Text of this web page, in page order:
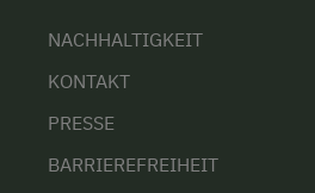
NACHHALTIGKEIT
KONTAKT
PRESSE
BARRIEREFREIHEIT